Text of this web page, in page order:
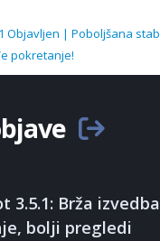
Objavljen | Poboljšana
pokretanje!
3.5.1: Brža
bolji pregledi